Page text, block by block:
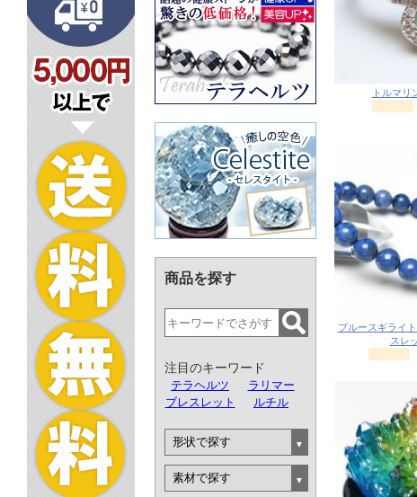
商品を探す
注目のキーワード
テラヘルツ
ラリマー
ブレスレット
ルチル